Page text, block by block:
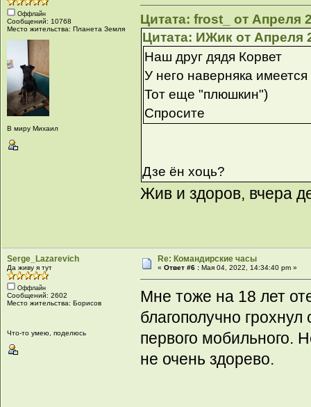
Оффлайн
Сообщений: 10768
Место жительства: Планета Земля
В миру Михаил
Цитата: frost_ от Апреля
Цитата: ИЖик от Апреля
Наш друг дядя Корвет
У него наверняка имеется
Тот еще "плюшкин")
Спросите
Дзе ён хоць?
Жив и здоров, вчера
Serge_Lazarevich
Да живу я тут
Оффлайн
Сообщений: 2602
Место жительства: Борисов
Что-то умею, поделюсь
Re: Командирские часы
«Ответ #6 : Мая 04, 2022, 14:34:40 pm »
Мне тоже на 18 лет
благополучно
первого мобильного.
не очень здорево.